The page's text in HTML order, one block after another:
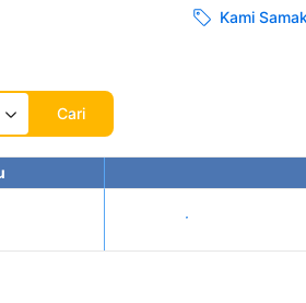
Kami
Cari
Tampilkan harga